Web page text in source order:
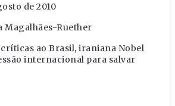
de 2010
Magalhães-Ruether
ao Brasil, iraniana Nobel
internacional para salvar